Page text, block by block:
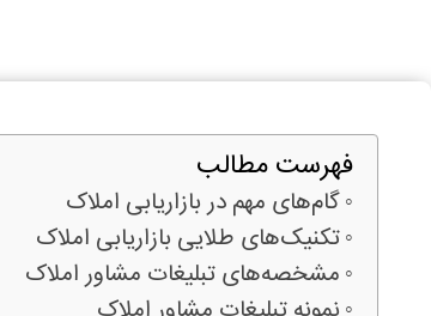
فهرست مطالب
گام‌های مهم در بازاریابی املاک‌
تکنیک‌های طلایی بازاریابی املاک
مشخصه‌های تبلیغات مشاور املاک